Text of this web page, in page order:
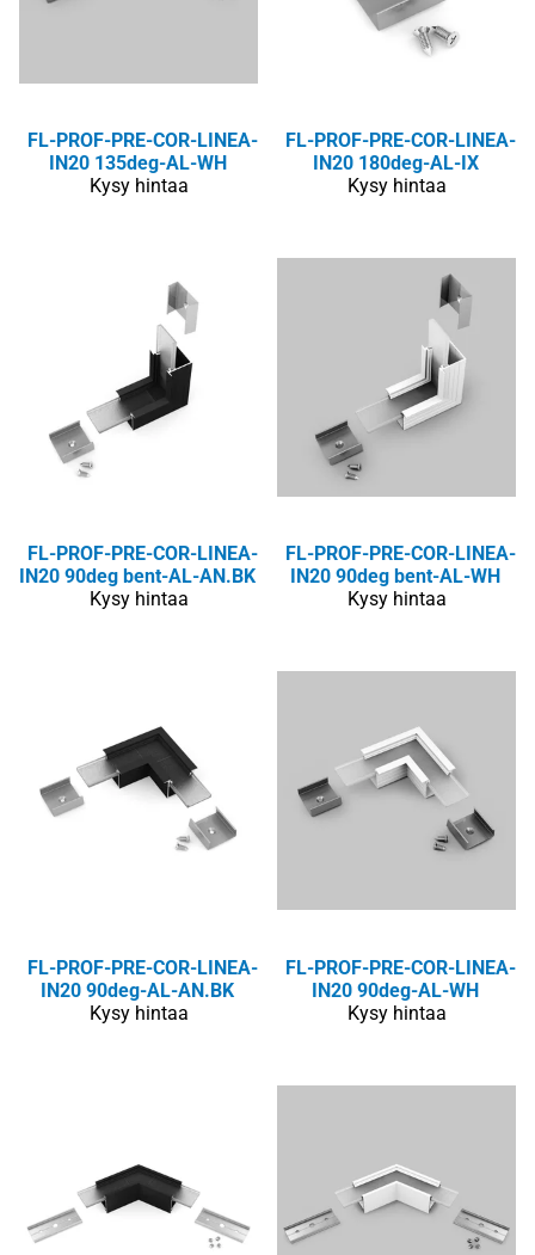
FL-PROF-PRE-COR-LINEA-
IN20 135deg-AL-WH
Kysy hintaa
FL-PROF-PRE-COR-LINEA-
IN20 180deg-AL-IX
Kysy hintaa
FL-PROF-PRE-COR-LINEA-
IN20 90deg bent-AL-AN.BK
Kysy hintaa
FL-PROF-PRE-COR-LINEA-
IN20 90deg bent-AL-WH
Kysy hintaa
FL-PROF-PRE-COR-LINEA-
IN20 90deg-AL-AN.BK
Kysy hintaa
FL-PROF-PRE-COR-LINEA-
IN20 90deg-AL-WH
Kysy hintaa